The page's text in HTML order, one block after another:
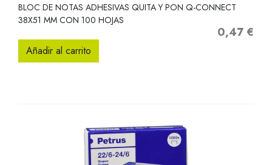
BLOC DE NOTAS ADHESIVAS QUITA Y PON Q-CONNECT
38X51 MM CON 100 HOJAS
Precio
0,47 €
Añadir al carrito